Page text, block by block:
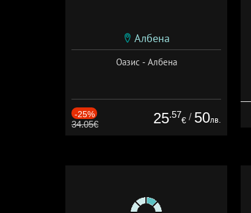
Албена
Оазис - Албена
-25%
34.05€ 25.57
€ / 50лв.